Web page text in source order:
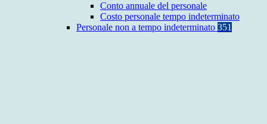
Conto annuale del personale
Costo personale tempo indeterminato
Personale non a tempo indeterminato 351